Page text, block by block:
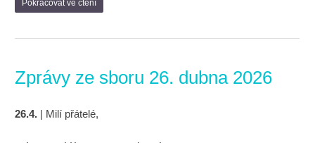
Pokračovat ve čtení
Zprávy ze sboru 26. dubna 2026
26.4. | Milí přátelé,